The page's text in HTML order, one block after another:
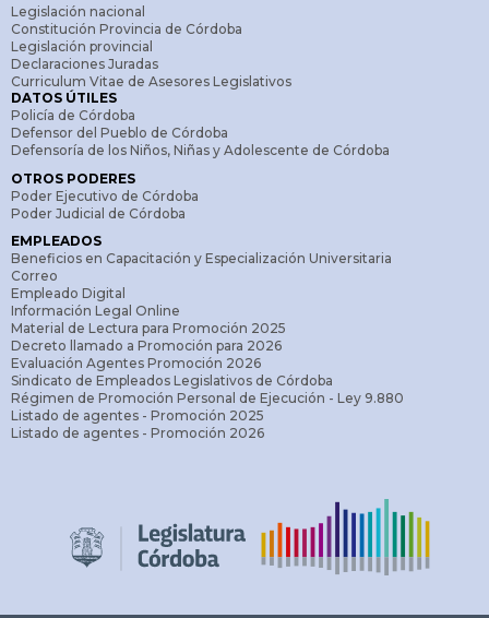
Legislación nacional
Constitución Provincia de Córdoba
Legislación provincial
Declaraciones Juradas
Curriculum Vitae de Asesores Legislativos
DATOS ÚTILES
Policía de Córdoba
Defensor del Pueblo de Córdoba
Defensoría de los Niños, Niñas y Adolescente de Córdoba
OTROS PODERES
Poder Ejecutivo de Córdoba
Poder Judicial de Córdoba
EMPLEADOS
Beneficios en Capacitación y Especialización Universitaria
Correo
Empleado Digital
Información Legal Online
Material de Lectura para Promoción 2025
Decreto llamado a Promoción para 2026
Evaluación Agentes Promoción 2026
Sindicato de Empleados Legislativos de Córdoba
Régimen de Promoción Personal de Ejecución - Ley 9.880
Listado de agentes - Promoción 2025
Listado de agentes - Promoción 2026